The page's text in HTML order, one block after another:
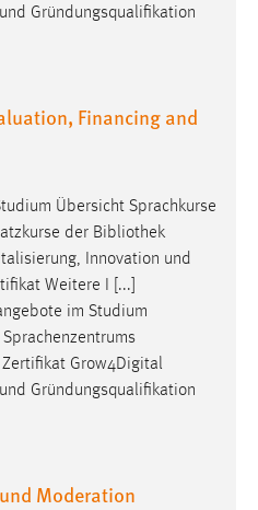
Gründungsqualifikation
Financing and
Übersicht Sprachkurse
der Bibliothek
Innovation und
Weitere I [...]
im Studium
Zertifikat Grow4Digital
Gründungsqualifikation
Moderation
von Drittanbietern
Werbung anzuzeigen.
über Websites